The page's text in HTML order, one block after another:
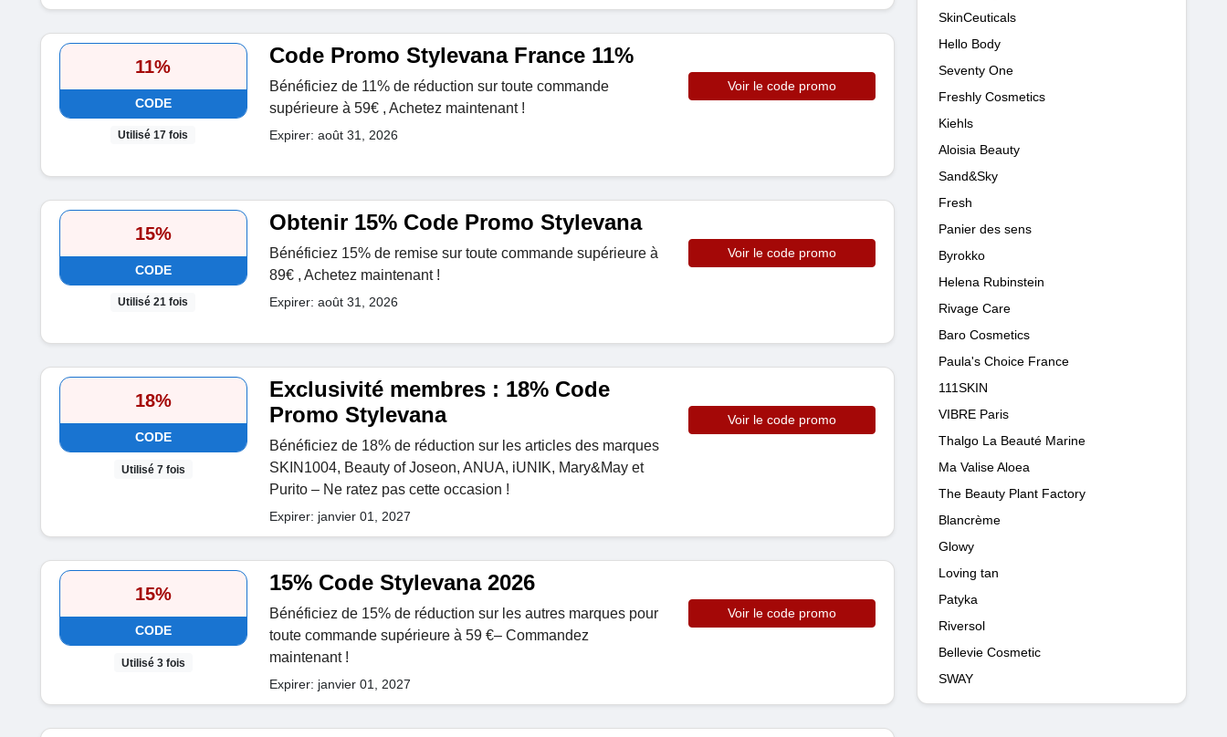
11%
CODE
Utilisé 17 fois
Code Promo Stylevana France 11%
Bénéficiez de 11% de réduction sur toute commande
supérieure à 59€ , Achetez maintenant !
Expirer: août 31, 2026
Voir le code promo
15%
CODE
Utilisé 21 fois
Obtenir 15% Code Promo Stylevana
Bénéficiez 15% de remise sur toute commande supérieure à
89€ , Achetez maintenant !
Expirer: août 31, 2026
Voir le code promo
18%
CODE
Utilisé 7 fois
Exclusivité membres : 18% Code
Promo Stylevana
Bénéficiez de 18% de réduction sur les articles des marques
SKIN1004, Beauty of Joseon, ANUA, iUNIK, Mary&May et
Purito – Ne ratez pas cette occasion !
Expirer: janvier 01, 2027
Voir le code promo
15%
CODE
Utilisé 3 fois
15% Code Stylevana 2026
Bénéficiez de 15% de réduction sur les autres marques pour
toute commande supérieure à 59 €– Commandez
maintenant !
Expirer: janvier 01, 2027
Voir le code promo
SkinCeuticals
Hello Body
Seventy One
Freshly Cosmetics
Kiehls
Aloisia Beauty
Sand&Sky
Fresh
Panier des sens
Byrokko
Helena Rubinstein
Rivage Care
Baro Cosmetics
Paula's Choice France
111SKIN
VIBRE Paris
Thalgo La Beauté Marine
Ma Valise Aloea
The Beauty Plant Factory
Blancrème
Glowy
Loving tan
Patyka
Riversol
Bellevie Cosmetic
SWAY